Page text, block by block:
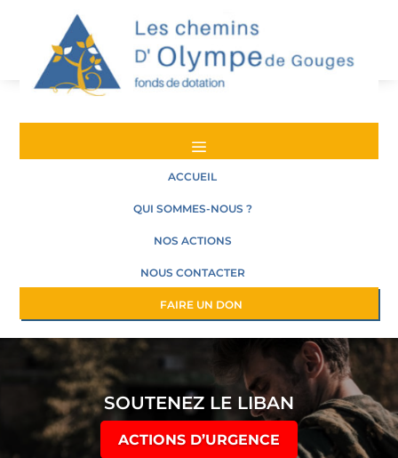
a
ACCUEIL
QUI SOMMES-NOUS ?
NOS ACTIONS
NOUS CONTACTER
FAIRE UN DON
SOUTENEZ LE LIBAN
ACTIONS D’URGENCE